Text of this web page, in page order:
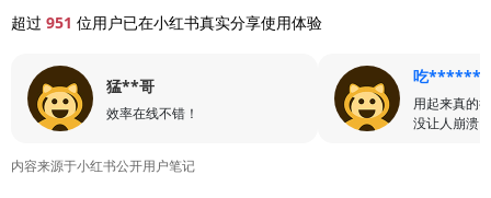
超过 951 位用户已在小红书真实分享使用体验
猛**哥
效率在线不错！
吃******
用起来真的
没让人崩溃
内容来源于小红书公开用户笔记